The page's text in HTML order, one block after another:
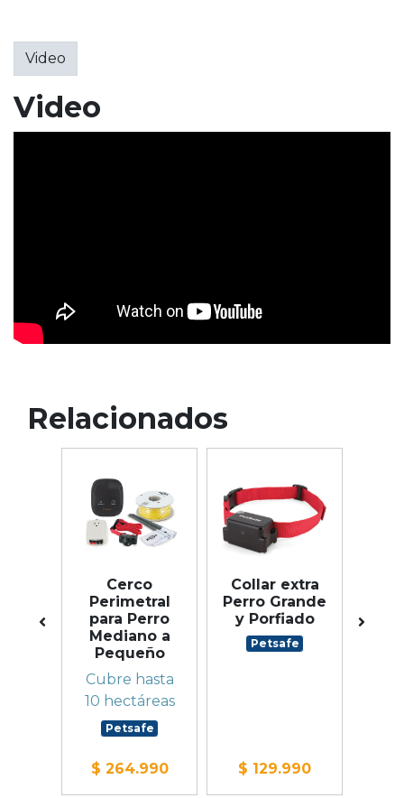
Video
Video
Relacionados
Cerco
Perimetral
para Perro
Mediano a
Pequeño
Cubre hasta
10 hectáreas
Petsafe
$ 264.990
Collar extra
Perro Grande
y Porfiado
Petsafe
$ 129.990